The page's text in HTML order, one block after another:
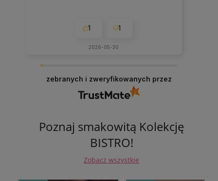
1 1
2026-05-30
zebranych i zweryfikowanych przez
Poznaj smakowitą Kolekcję
BISTRO!
Zobacz wszystkie